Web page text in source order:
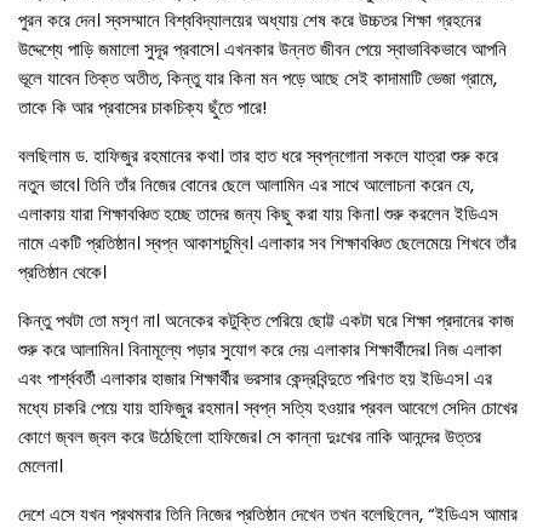
পুরন করে দেন। স্বসম্মানে বিশ্ববিদ্যালয়ের অধ্যায় শেষ করে উচ্চতর শিক্ষা গ্রহনের
উদ্দেশ্যে পাড়ি জমালো সুদূর প্রবাসে। এখনকার উন্নত জীবন পেয়ে স্বাভাবিকভাবে আপনি
ভূলে যাবেন তিক্ত অতীত, কিন্তু যার কিনা মন পড়ে আছে সেই কাদামাটি ভেজা গ্রামে,
তাকে কি আর প্রবাসের চাকচিক্য ছুঁতে পারে!
বলছিলাম ড. হাফিজুর রহমানের কথা। তার হাত ধরে স্বপ্নগোনা সকলে যাত্রা শুরু করে
নতুন ভাবে। তিনি তাঁর নিজের বোনের ছেলে আলামিন এর সাথে আলোচনা করেন যে,
এলাকায় যারা শিক্ষাবঞ্চিত হচ্ছে তাদের জন্য কিছু করা যায় কিনা। শুরু করলেন ইডিএস
নামে একটি প্রতিষ্ঠান। স্বপ্ন আকাশচুম্বি। এলাকার সব শিক্ষাবঞ্চিত ছেলেমেয়ে শিখবে তাঁর
প্রতিষ্ঠান থেকে।
কিন্তু পথটা তো মসৃণ না। অনেকের কটুক্তি পেরিয়ে ছোট্ট একটা ঘরে শিক্ষা প্রদানের কাজ
শুরু করে আলামিন। বিনামূল্যে পড়ার সুযোগ করে দেয় এলাকার শিক্ষার্থীদের। নিজ এলাকা
এবং পার্শ্ববর্তী এলাকার হাজার শিক্ষার্থীর ভরসার কেন্দ্রবিন্দুতে পরিণত হয় ইডিএস। এর
মধ্যে চাকরি পেয়ে যায় হাফিজুর রহমান। স্বপ্ন সত্যি হওয়ার প্রবল আবেগে সেদিন চোখের
কোণে জ্বল জ্বল করে উঠেছিলো হাফিজের। সে কান্না দুঃখের নাকি আনন্দের উত্তর
মেলেনা।
দেশে এসে যখন প্রথমবার তিনি নিজের প্রতিষ্ঠান দেখেন তখন বলেছিলেন, “ইডিএস আমার